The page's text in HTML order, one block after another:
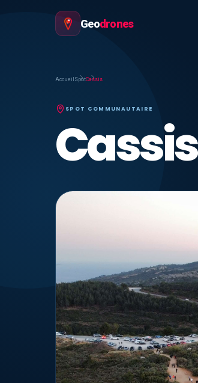
Geodrones
Accueil SpotCassis
SPOT COMMUNAUTAIRE
Cassis